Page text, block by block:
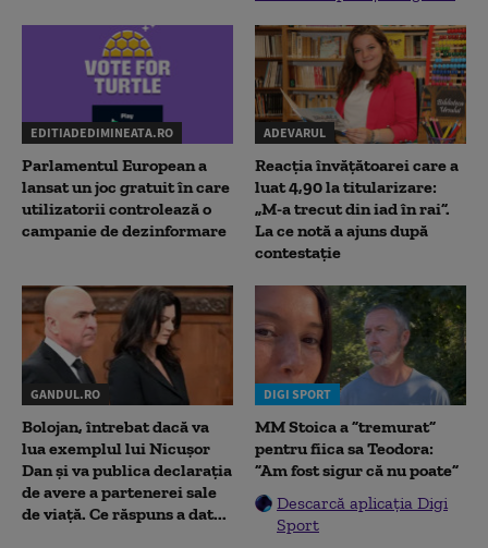
EDITIADEDIMINEATA.RO
Parlamentul European a
lansat un joc gratuit în care
utilizatorii controlează o
campanie de dezinformare
ADEVARUL
Reacția învățătoarei care a
luat 4,90 la titularizare:
„M-a trecut din iad în rai”.
La ce notă a ajuns după
contestație
GANDUL.RO
Bolojan, întrebat dacă va
lua exemplul lui Nicușor
Dan și va publica declarația
de avere a partenerei sale
de viață. Ce răspuns a dat...
DIGI SPORT
MM Stoica a ”tremurat”
pentru fiica sa Teodora:
”Am fost sigur că nu poate”
Descarcă aplicația Digi
Sport